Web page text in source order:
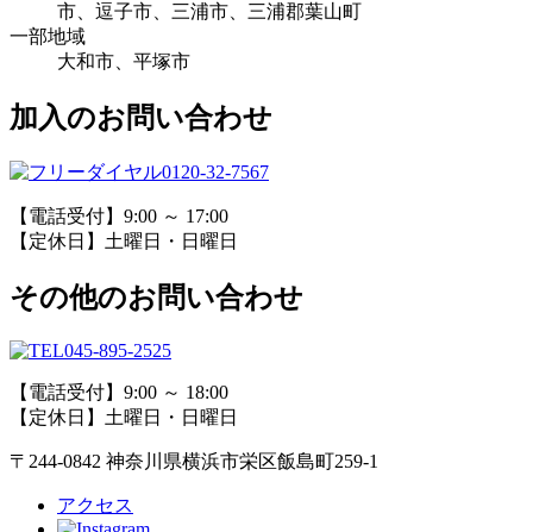
市、逗子市、三浦市、三浦郡葉山町
一部地域
大和市、平塚市
加入のお問い合わせ
0120-32-7567
【電話受付】9:00 ～ 17:00
【定休日】土曜日・日曜日
その他のお問い合わせ
045-895-2525
【電話受付】9:00 ～ 18:00
【定休日】土曜日・日曜日
〒244-0842 神奈川県横浜市栄区飯島町259-1
アクセス